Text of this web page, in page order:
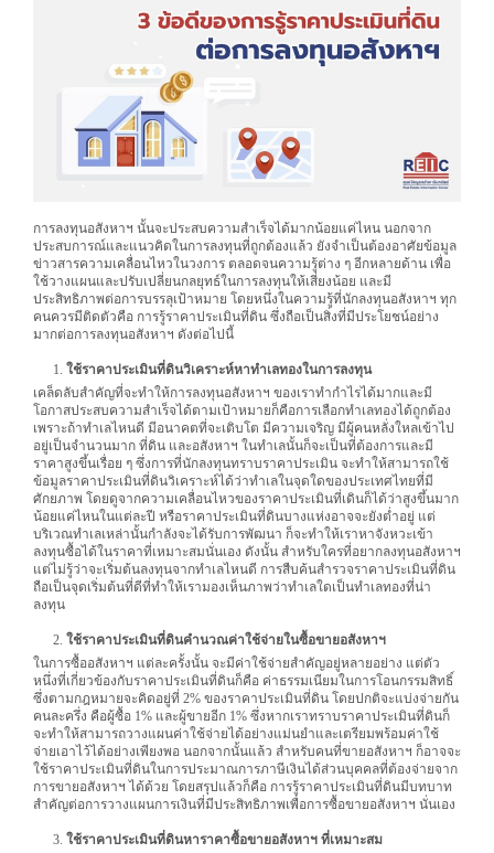
การลงทุนอสังหาฯ นั้นจะประสบความสำเร็จได้มากน้อยแค่ไหน นอกจาก
ประสบการณ์และแนวคิดในการลงทุนที่ถูกต้องแล้ว ยังจำเป็นต้องอาศัยข้อมูล
ข่าวสารความเคลื่อนไหวในวงการ ตลอดจนความรู้ต่าง ๆ อีกหลายด้าน เพื่อ
ใช้วางแผนและปรับเปลี่ยนกลยุทธ์ในการลงทุนให้เสี่ยงน้อย และมี
ประสิทธิภาพต่อการบรรลุเป้าหมาย โดยหนึ่งในความรู้ที่นักลงทุนอสังหาฯ ทุก
คนควรมีติดตัวคือ การรู้ราคาประเมินที่ดิน ซึ่งถือเป็นสิ่งที่มีประโยชน์อย่าง
มากต่อการลงทุนอสังหาฯ ดังต่อไปนี้
ใช้ราคาประเมินที่ดินวิเคราะห์หาทำเลทองในการลงทุน
เคล็ดลับสำคัญที่จะทำให้การลงทุนอสังหาฯ ของเราทำกำไรได้มากและมี
โอกาสประสบความสำเร็จได้ตามเป้าหมายก็คือการเลือกทำเลทองได้ถูกต้อง
เพราะถ้าทำเลไหนดี มีอนาคตที่จะเติบโต มีความเจริญ มีผู้คนหลั่งใหลเข้าไป
อยู่เป็นจำนวนมาก ที่ดิน และอสังหาฯ ในทำเลนั้นก็จะเป็นที่ต้องการและมี
ราคาสูงขึ้นเรื่อย ๆ ซึ่งการที่นักลงทุนทราบราคาประเมิน จะทำให้สามารถใช้
ข้อมูลราคาประเมินที่ดินวิเคราะห์ได้ว่าทำเลในจุดใดของประเทศไทยที่มี
ศักยภาพ โดยดูจากความเคลื่อนไหวของราคาประเมินที่เดินก็ได้ว่าสูงขึ้นมาก
น้อยแค่ไหนในแต่ละปี หรือราคาประเมินที่ดินบางแห่งอาจจะยังต่ำอยู่ แต่
บริเวณทำเลเหล่านั้นกำลังจะได้รับการพัฒนา ก็จะทำให้เราหาจังหวะเข้า
ลงทุนซื้อได้ในราคาที่เหมาะสมนั่นเอง ดังนั้น สำหรับใครที่อยากลงทุนอสังหาฯ
แต่ไม่รู้ว่าจะเริ่มต้นลงทุนจากทำเลไหนดี การสืบค้นสำรวจราคาประเมินที่ดิน
ถือเป็นจุดเริ่มต้นที่ดีที่ทำให้เรามองเห็นภาพว่าทำเลใดเป็นทำเลทองที่น่า
ลงทุน
ใช้ราคาประเมินที่ดินคำนวณค่าใช้จ่ายในซื้อขายอสังหาฯ
ในการซื้ออสังหาฯ แต่ละครั้งนั้น จะมีค่าใช้จ่ายสำคัญอยู่หลายอย่าง แต่ตัว
หนึ่งที่เกี่ยวข้องกับราคาประเมินที่ดินก็คือ ค่าธรรมเนียมในการโอนกรรมสิทธิ์
ซึ่งตามกฎหมายจะคิดอยู่ที่ 2% ของราคาประเมินที่ดิน โดยปกติจะแบ่งจ่ายกัน
คนละครึ่ง คือผู้ซื้อ 1% และผู้ขายอีก 1% ซึ่งหากเราทราบราคาประเมินที่ดินก็
จะทำให้สามารถวางแผนค่าใช้จ่ายได้อย่างแม่นยำและเตรียมพร้อมค่าใช้
จ่ายเอาไว้ได้อย่างเพียงพอ นอกจากนั้นแล้ว สำหรับคนที่ขายอสังหาฯ ก็อาจจะ
ใช้ราคาประเมินที่ดินในการประมาณการภาษีเงินได้ส่วนบุคคลที่ต้องจ่ายจาก
การขายอสังหาฯ ได้ด้วย โดยสรุปแล้วก็คือ การรู้ราคาประเมินที่ดินมีบทบาท
สำคัญต่อการวางแผนการเงินที่มีประสิทธิภาพเพื่อการซื้อขายอสังหาฯ นั่นเอง
ใช้ราคาประเมินที่ดินหาราคาซื้อขายอสังหาฯ ที่เหมาะสม